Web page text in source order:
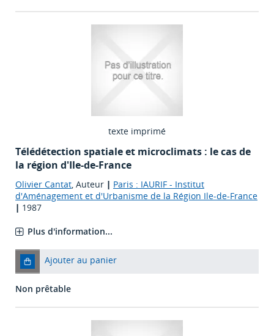
texte imprimé
Télédétection spatiale et microclimats : le cas de
la région d'Ile-de-France
Olivier Cantat, Auteur | Paris : IAURIF - Institut
d'Aménagement et d'Urbanisme de la Région Ile-de-France
| 1987
Plus d'information...
Ajouter au panier
Non prêtable